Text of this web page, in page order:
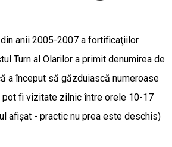
anii 2005-2007 a fortificaţiilor
Turn al Olarilor a primit denumirea de
a început să găzduiască numeroase
fi vizitate zilnic între orele 10-17
afişat - practic nu prea este deschis)